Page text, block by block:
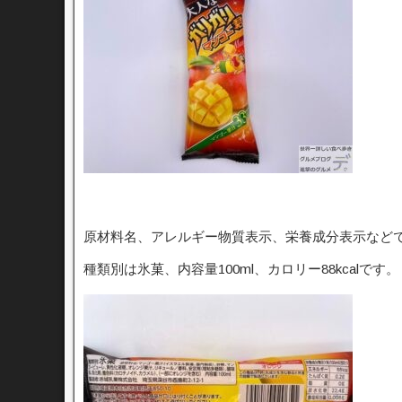
原材料名、アレルギー物質表示、栄養成分表示など
種類別は氷菓、内容量100ml、カロリー88kcalです。